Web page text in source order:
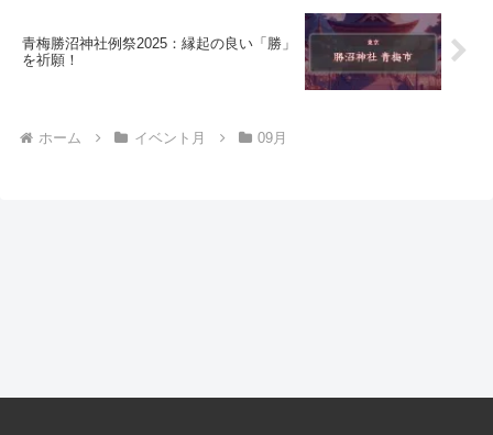
青梅勝沼神社例祭2025：縁起の良い「勝」
を祈願！
ホーム イベント月 09月